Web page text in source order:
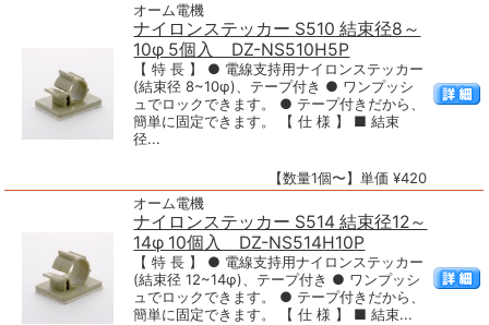
オーム電機
ナイロンステッカー S510 結束径8～
10φ 5個入 DZ-NS510H5P
【 特 長 】 ● 電線支持用ナイロンステッカー
(結束径 8~10φ)、テープ付き ● ワンプッシ
ュでロックできます。 ● テープ付きだから、
簡単に固定できます。 【 仕 様 】 ■ 結束
径...
【数量1個〜】単価 ¥420
オーム電機
ナイロンステッカー S514 結束径12～
14φ 10個入 DZ-NS514H10P
【 特 長 】 ● 電線支持用ナイロンステッカー
(結束径 12~14φ)、テープ付き ● ワンプッシ
ュでロックできます。 ● テープ付きだから、
簡単に固定できます。 【 仕 様 】 ■ 結束...